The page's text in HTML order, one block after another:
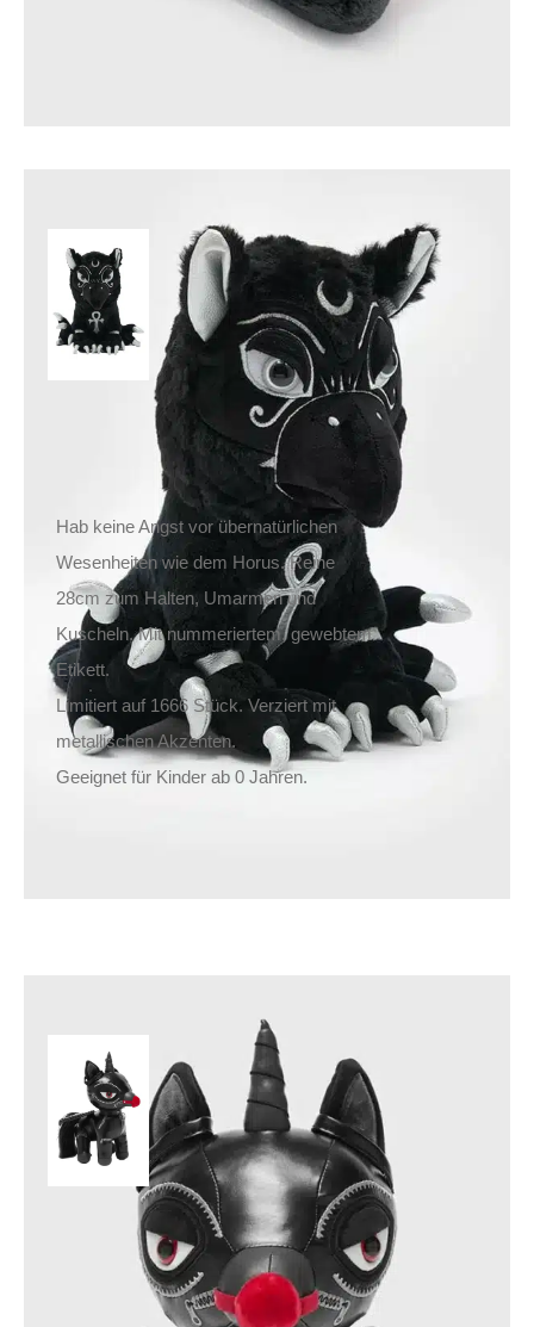
Killstar Stofftier
Kreeptures Horus
39,90€
Inkl. MwSt.
zzgl.
Versand
Lieferzeit: ca. 1-2 Tage DE, ca. 3-4 Tage EU
Hab keine Angst vor übernatürlichen
Wesenheiten wie dem Horus. Reine
28cm zum Halten, Umarmen und
Kuscheln. Mit nummeriertem, gewebtem
Etikett.
Limitiert auf 1666 Stück. Verziert mit
metallischen Akzenten.
Geeignet für Kinder ab 0 Jahren.
Killstar Stofftier
Kreeptures Myth
Bound
39,90€
Inkl. MwSt.
zzgl. Versand
Lieferzeit: ca. 1-2 Tage DE, ca. 3-4 Tage EU